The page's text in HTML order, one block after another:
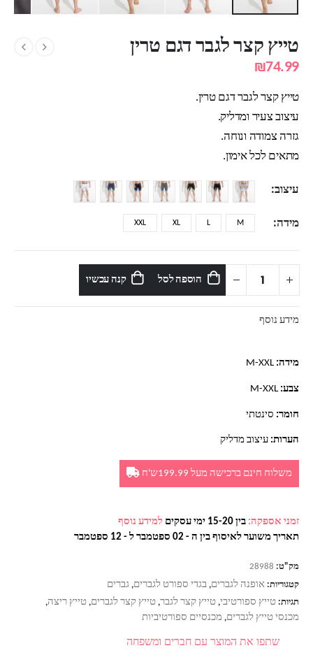
טייץ קצר לגבר דגם טרין
₪74.99
טייץ קצר לגבר דגם טרין.
עיצוב צעיר ומדליק.
גזרה צמודה ונוחה.
מתאים לכל אימון.
עיצוב
מידה M
L
XL
XXL
הוספה לסל קנה עכשיו
מידע נוסף
מידה: M-XXL
צבע: M-XXL
חומר: סינטתי
הערות: עיצוב מדליק
משלוח חינם ברכישה מעל 199.99ש'ח
זמני אספקה: בין 15-20 ימי עסקים
למידע נוסף
תאריך משוער לאיסוף בין ה - 02 ספטמבר ל - 12 ספטמבר
מק"ט: 28988
קטגוריות: אופנה לגברים, בגדי ספורט לגברים, גברים
תגיות: טייץ ספורטיבי, טייץ קצר לגבר, טייץ קצר לגברים, טייץ ריצה,
מכנסי טייץ לגברים, מכנסיים ספורטיביות
שתפו את המוצר עם חברים ומשפחה